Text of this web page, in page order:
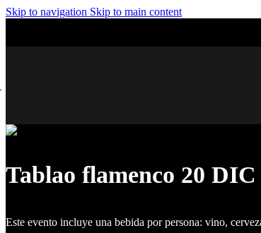
Skip to navigation Skip to main content
Tablao flamenco 20
Este evento incluye una bebida por persona: vino,